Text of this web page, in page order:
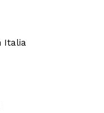
Italia